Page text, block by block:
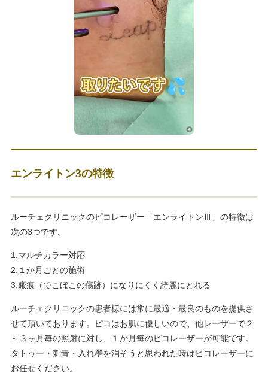
エンライトン3の特徴
ルーチェクリニックのピコレーザー「エンライトンⅢ」の特徴は
次の3つです。
1.マルチカラー対応
2.１か月ごとの施術
3.瘢痕（でこぼこの傷跡）になりにくく綺麗にとれる
ルーチェクリニックの患者様には常に最適・最良のものを提供さ
せて頂いております。ピコはお肌に優しいので、他レーザーで２
～３ヶ月毎の照射に対し、１か月毎のピコレーザーが可能です。
タトゥー・刺青・入れ墨を消そうと思われた時はピコレーザーに
お任せください。